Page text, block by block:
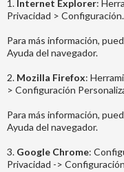
1. Internet Explorer:
Privacidad > Configuración.
Para más información,
Ayuda del navegador.
2. Mozilla Firefox:
> Configuración
Para más información,
Ayuda del navegador.
3. Google Chrome:
Privacidad ->